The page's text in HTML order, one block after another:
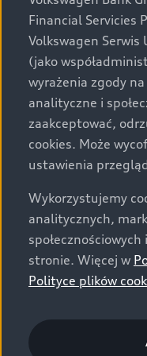
za dopłatą. Wiążące
specyfikacji pojazdu
określenie
świadectwo
sobie prawo do
prezentowane na
zamieszczania. W
informacji prosimy
Audi.
Wszystkie
są wykonywane z
względem
określone w normie
europejskimi
o.o. podlega
użytkownikom
Financial Servicies
Volkswagen Serwis
(jako
wyrażenia zgody
analityczne i
zaakceptować,
cookies. Może
ustawienia
Wykorzystujemy
analitycznych,
stronie. Więcej w
Polityce plików